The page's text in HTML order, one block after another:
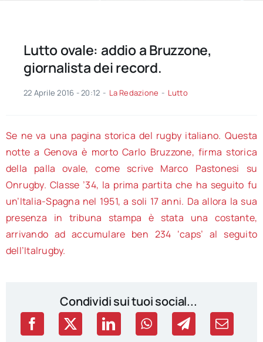
Lutto ovale: addio a Bruzzone,
giornalista dei record.
22 Aprile 2016 - 20:12 - La Redazione - Lutto
Se ne va una pagina storica del rugby italiano. Questa
notte a Genova è morto Carlo Bruzzone, firma storica
della palla ovale, come scrive Marco Pastonesi su
Onrugby. Classe ’34, la prima partita che ha seguito fu
un’Italia-Spagna nel 1951, a soli 17 anni. Da allora la sua
presenza in tribuna stampa è stata una costante,
arrivando ad accumulare ben 234 ‘caps’ al seguito
dell’Italrugby.
Condividi sui tuoi social...